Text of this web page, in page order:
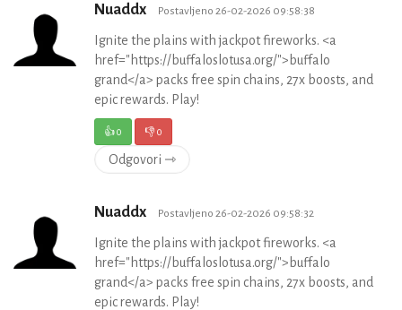
Nuaddx Postavljeno 26-02-2026 09:58:38
Ignite the plains with jackpot fireworks. <a
href="https://buffaloslotusa.org/">buffalo
grand</a> packs free spin chains, 27x boosts, and
epic rewards. Play!
👍0 👎0
Odgovori ⇾
Nuaddx Postavljeno 26-02-2026 09:58:32
Ignite the plains with jackpot fireworks. <a
href="https://buffaloslotusa.org/">buffalo
grand</a> packs free spin chains, 27x boosts, and
epic rewards. Play!